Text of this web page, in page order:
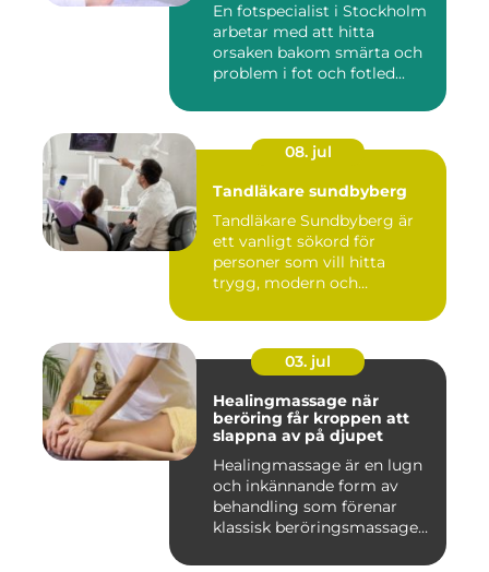
En fotspecialist i Stockholm
arbetar med att hitta
orsaken bakom smärta och
problem i fot och fotled...
08. jul
Tandläkare sundbyberg
Tandläkare Sundbyberg är
ett vanligt sökord för
personer som vill hitta
trygg, modern och
03. jul
Healingmassage när
beröring får kroppen att
slappna av på djupet
Healingmassage är en lugn
och inkännande form av
behandling som förenar
klassisk beröringsmassage